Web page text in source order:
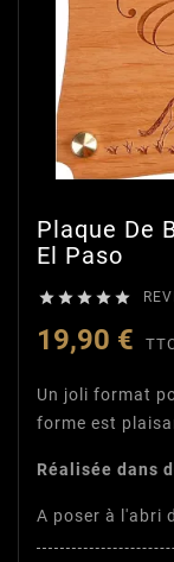
Plaque De
El Paso
    
19,90 €
Un joli format
forme est
Réalisée dans
A poser à l'abri